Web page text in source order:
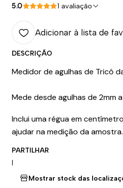
5.0 1 avaliação
Adicionar à lista de
DESCRIÇÃO
Medidor de agulhas de Tricô
Mede desde agulhas de 2mm
Inclui uma régua em
ajudar na medição da amostra.
PARTILHAR
|
Mostrar stock das